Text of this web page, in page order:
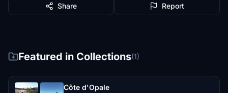
Share Report
Featured in Collections(1)
Côte d'Opale